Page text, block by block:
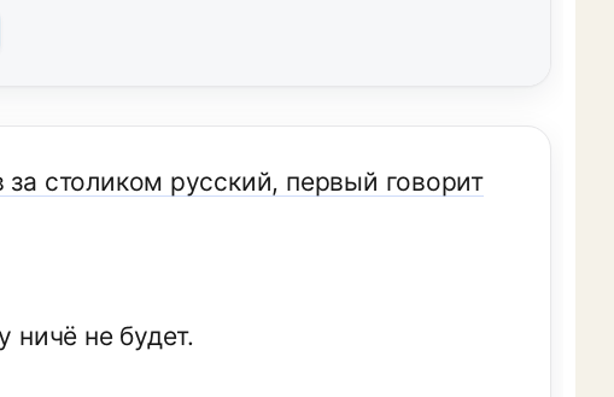
столиком русский, первый говорит
ничё не будет.